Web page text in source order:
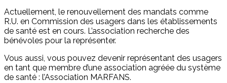
Actuellement, le renouvellement des mandats comme
R.U. en Commission des usagers dans les établissements
de santé est en cours. L’association recherche des
bénévoles pour la représenter.
Vous aussi, vous pouvez devenir représentant des usagers
en tant que membre d’une association agréée du système
de santé : l’Association MARFANS.